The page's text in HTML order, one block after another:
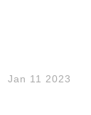
Jan 11 2023